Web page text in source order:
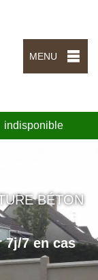
MENU
indisponible
BÉTON
7j/7 en cas